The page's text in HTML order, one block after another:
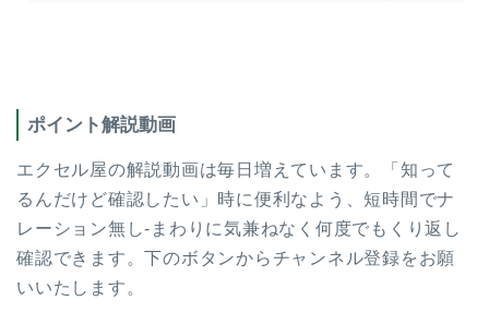
ポイント解説動画
エクセル屋の解説動画は毎日増えています。「知って
るんだけど確認したい」時に便利なよう、短時間でナ
レーション無し-まわりに気兼ねなく何度でもくり返し
確認できます。下のボタンからチャンネル登録をお願
いいたします。